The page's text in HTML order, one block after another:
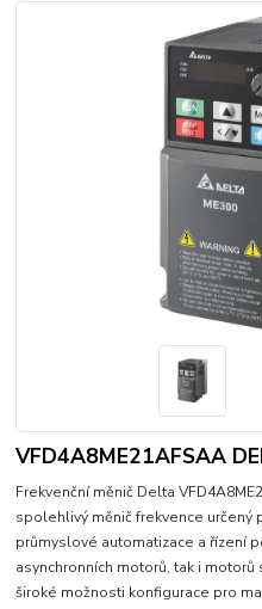
VFD4A8ME21AFSAA
Frekvenční měnič Delta
spolehlivý měnič frekvence určený
průmyslové automatizace a řízení
asynchronních motorů, tak i
široké možnosti konfigurace pro